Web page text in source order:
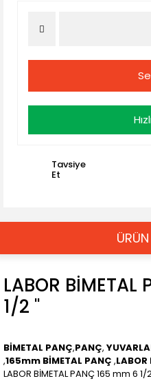
Tavsiye
Et
LABOR
1/2 ''
BİMETAL PANÇ,PANÇ,
,165mm BİMETAL PANÇ ,LABOR
LABOR BİMETAL PANÇ 165 mm 6 1/